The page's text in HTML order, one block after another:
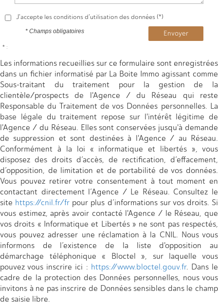
J'accepte les conditions d'utilisation des données (*)
Envoyer
* Champs obligatoires
* :
Les informations recueillies sur ce formulaire sont enregistrées
dans un fichier informatisé par La Boite Immo agissant comme
Sous-traitant du traitement pour la gestion de la
clientèle/prospects de l'Agence / du Réseau qui reste
Responsable du Traitement de vos Données personnelles. La
base légale du traitement repose sur l'intérêt légitime de
l'Agence / du Réseau. Elles sont conservées jusqu'à demande
de suppression et sont destinées à l'Agence / au Réseau.
Conformément à la loi « informatique et libertés », vous
disposez des droits d’accès, de rectification, d’effacement,
d’opposition, de limitation et de portabilité de vos données.
Vous pouvez retirer votre consentement à tout moment en
contactant directement l’Agence / Le Réseau. Consultez le
site https://cnil.fr/fr pour plus d’informations sur vos droits. Si
vous estimez, après avoir contacté l'Agence / le Réseau, que
vos droits « Informatique et Libertés » ne sont pas respectés,
vous pouvez adresser une réclamation à la CNIL. Nous vous
informons de l’existence de la liste d'opposition au
démarchage téléphonique « Bloctel », sur laquelle vous
pouvez vous inscrire ici : https://www.bloctel.gouv.fr. Dans le
cadre de la protection des Données personnelles, nous vous
invitons à ne pas inscrire de Données sensibles dans le champ
de saisie libre.